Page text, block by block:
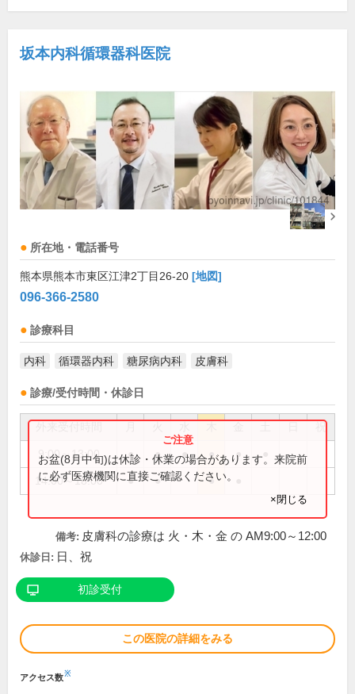
坂本内科循環器科医院
所在地・電話番号
熊本県熊本市東区江津2丁目26-20 [地図]
096-366-2580
診療科目
内科 循環器内科 糖尿病内科 皮膚科
診療/受付時間・休診日
祝
9:00～13:00 ● ● ● ● ●
14:00～18:00 ● ● ●
お盆(8月中旬)は休診・休業の場合があります。来院前
に必ず医療機関に直接ご確認ください。
×閉じる
備考: 皮膚科の診療は 火・木・金 の AM9:00～12:00
休診日: 日、祝
初診受付
この医院の詳細をみる
アクセス数※